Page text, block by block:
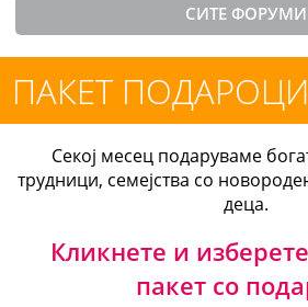
СИТЕ ФОРУМИ
ПАКЕТ ПОДАРОЦИ
Секој месец подаруваме
трудници, семејства со
деца.
Кликнете и
пакет со